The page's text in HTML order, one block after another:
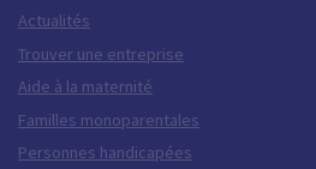
Actualités
Trouver une entreprise
Aide à la maternité
Familles monoparentales
Personnes handicapées